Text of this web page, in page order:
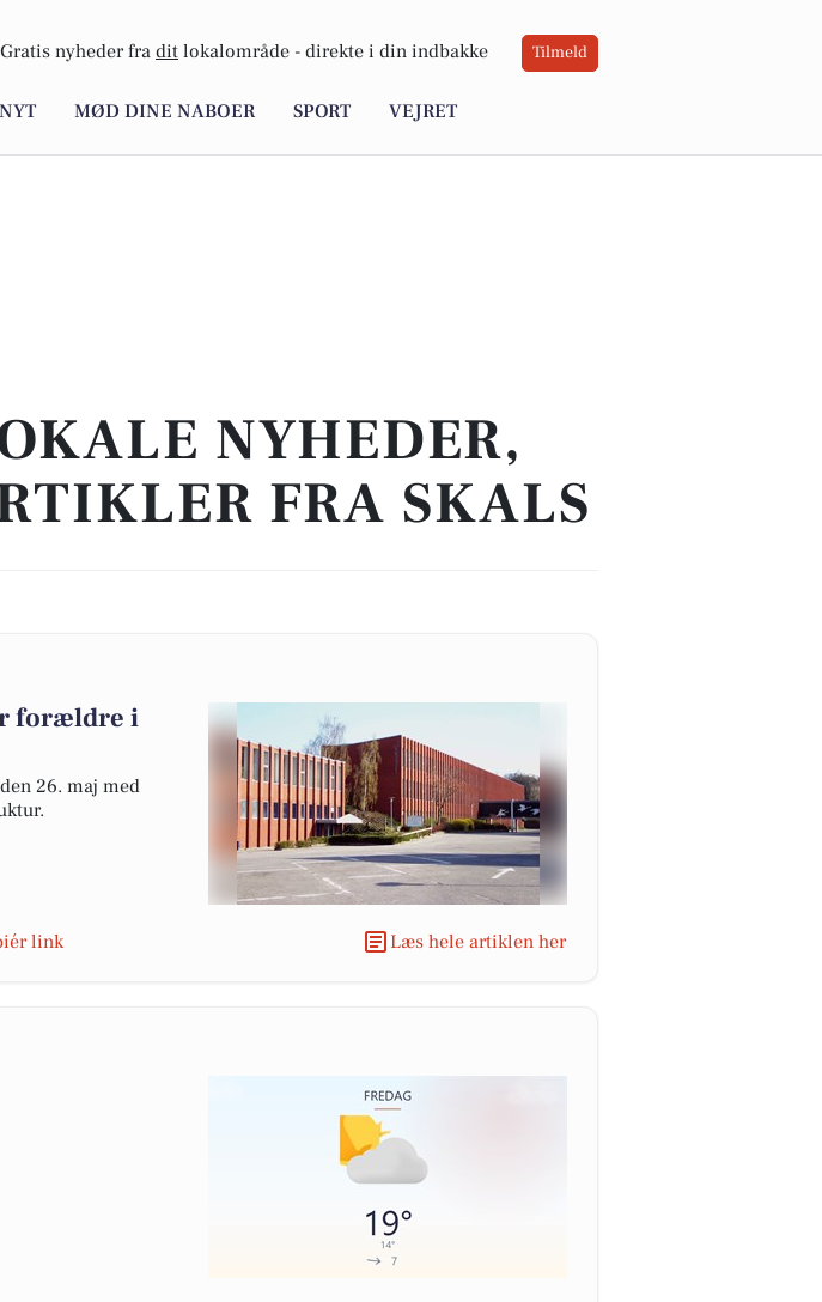
Gratis nyheder fra dit lokalområde - direkte i din indbakke Tilmeld
MØD DINE NABOER SPORT VEJRET
NYHEDER,
FRA SKALS
forældre i
26. maj med
link Læs hele artiklen her